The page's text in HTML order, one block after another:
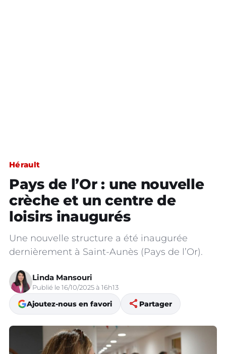
Hérault
Pays de l’Or : une nouvelle
crèche et un centre de
loisirs inaugurés
Une nouvelle structure a été inaugurée
dernièrement à Saint-Aunès (Pays de l’Or).
Linda Mansouri
Publié le 16/10/2025 à 16h13
Ajoutez-nous en favori share Partager